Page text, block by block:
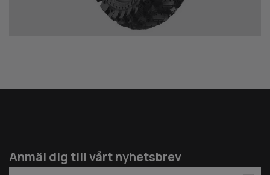
Anmäl dig till vårt nyhetsbrev